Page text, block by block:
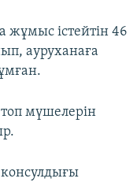
істейтін 46
ауруханаға
мүшелерін